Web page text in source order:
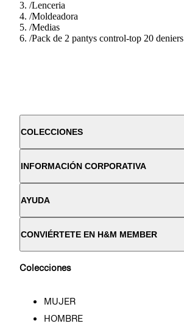
/Lenceria
/Moldeadora
/Medias
/Pack de 2 pantys control-top 20 deniers
COLECCIONES
INFORMACIÓN CORPORATIVA
AYUDA
CONVIÉRTETE EN H&M MEMBER
Colecciones
MUJER
HOMBRE